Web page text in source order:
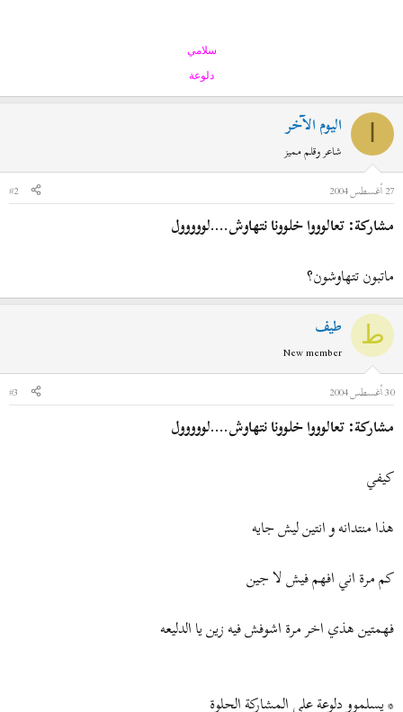
سلامي
دلوعة
اليوم الآخر
شاعر وقلم مميز
27 أغسطس 2004
#2
مشاركة: تعالوووا خلوونا نتهاوش....لووووول
ماتبون تتهاوشون؟
ط طيف
New member
30 أغسطس 2004
#3
مشاركة: تعالوووا خلوونا نتهاوش....لووووول
كيفي
هذا منتدانه و انتين ليش جايه
كم مرة اني افهم فيش لا جين
فهمتين هذي اخر مرة اشوفش فيه زين يا الدليعه
* يسلموو دلوعة على المشاركة الحلوة